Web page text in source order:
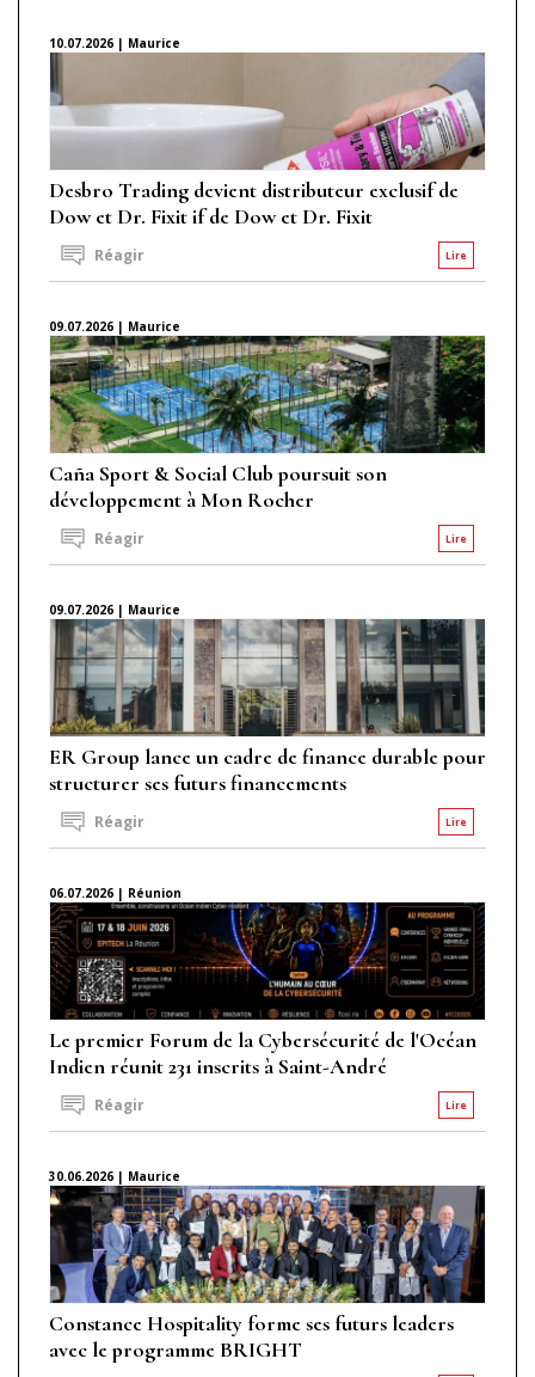
10.07.2026 | Maurice
Desbro Trading devient distributeur exclusif de
Dow et Dr. Fixit if de Dow et Dr. Fixit
Lire
Réagir
09.07.2026 | Maurice
Caña Sport & Social Club poursuit son
développement à Mon Rocher
Lire
Réagir
09.07.2026 | Maurice
ER Group lance un cadre de finance durable pour
structurer ses futurs financements
Lire
Réagir
06.07.2026 | Réunion
Le premier Forum de la Cybersécurité de l'Océan
Indien réunit 231 inscrits à Saint-André
Lire
Réagir
30.06.2026 | Maurice
Constance Hospitality forme ses futurs leaders
avec le programme BRIGHT